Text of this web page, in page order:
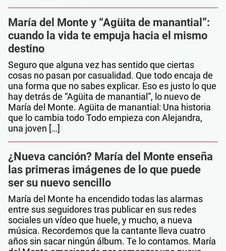
María del Monte y “Agüita de manantial”:
cuando la vida te empuja hacia el mismo
destino
Seguro que alguna vez has sentido que ciertas
cosas no pasan por casualidad. Que todo encaja de
una forma que no sabes explicar. Eso es justo lo que
hay detrás de “Agüita de manantial”, lo nuevo de
María del Monte. Agüita de manantial: Una historia
que lo cambia todo Todo empieza con Alejandra,
una joven […]
¿Nueva canción? María del Monte enseña
las primeras imágenes de lo que puede
ser su nuevo sencillo
María del Monte ha encendido todas las alarmas
entre sus seguidores tras publicar en sus redes
sociales un vídeo que huele, y mucho, a nueva
música. Recordemos que la cantante lleva cuatro
años sin sacar ningún álbum. Te lo contamos. María